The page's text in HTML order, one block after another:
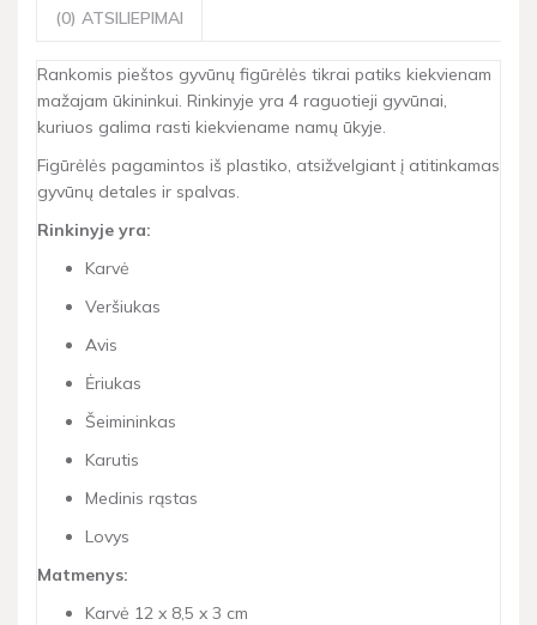
(0) ATSILIEPIMAI
Rankomis pieštos gyvūnų figūrėlės tikrai patiks kiekvienam
mažajam ūkininkui. Rinkinyje yra 4 raguotieji gyvūnai,
kuriuos galima rasti kiekviename namų ūkyje.
Figūrėlės pagamintos iš plastiko, atsižvelgiant į atitinkamas
gyvūnų detales ir spalvas.
Rinkinyje yra:
Karvė
Veršiukas
Avis
Ėriukas
Šeimininkas
Karutis
Medinis rąstas
Lovys
Matmenys:
Karvė 12 x 8,5 x 3 cm